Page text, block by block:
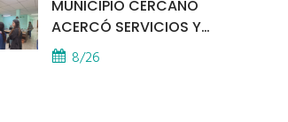
MUNICIPIO CERCANO
ACERCÓ SERVICIOS Y
ATENCIÓN A LOS
VECINOS EL
8/26